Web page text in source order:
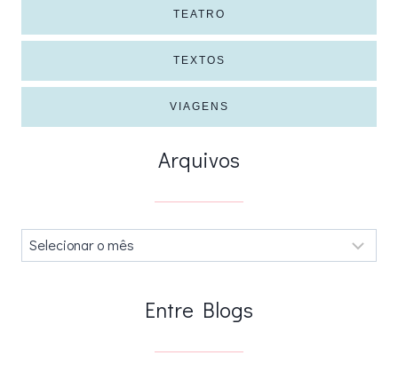
TEATRO
TEXTOS
VIAGENS
Arquivos
Arquivos
Entre Blogs